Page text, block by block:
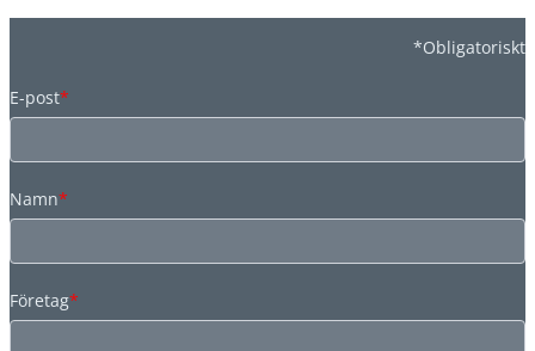
*Obligatoriskt
E-post*
Namn*
Företag*